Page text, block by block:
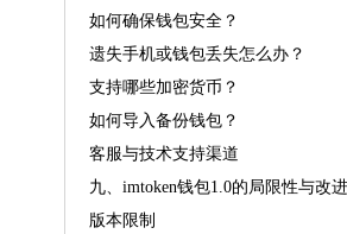
如何确保钱包安全？
遗失手机或钱包丢失怎么办？
支持哪些加密货币？
如何导入备份钱包？
客服与技术支持渠道
九、imtoken钱包1.0的局限性与改
版本限制